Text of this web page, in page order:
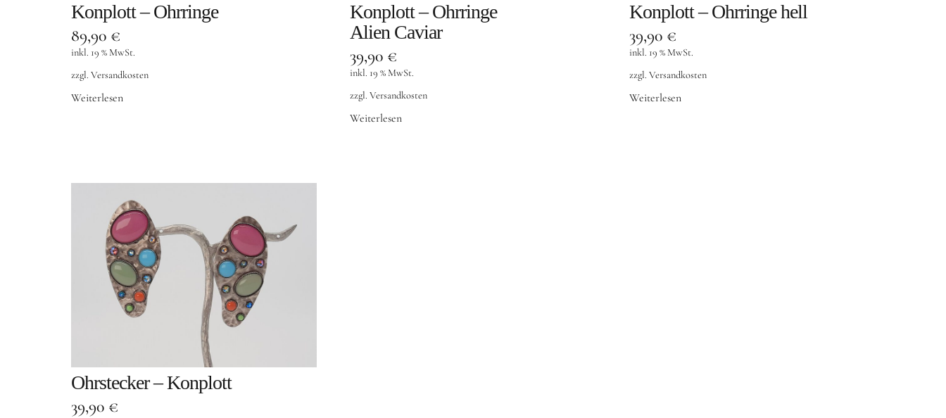
Konplott – Ohrringe
89,90 €
inkl. 19 % MwSt.
zzgl. Versandkosten
Weiterlesen
Konplott – Ohrringe
Alien Caviar
39,90 €
inkl. 19 % MwSt.
zzgl.Versandkosten
Weiterlesen
Konplott – Ohrringe hell
39,90 €
inkl. 19 % MwSt.
zzgl. Versandkosten
Weiterlesen
Ohrstecker – Konplott
39,90 €